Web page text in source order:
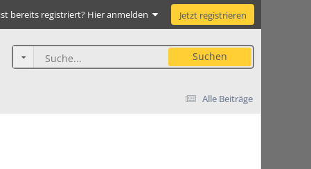
bereits registriert? Hier anmelden Jetzt registrieren
Suchen
Alle Beiträge